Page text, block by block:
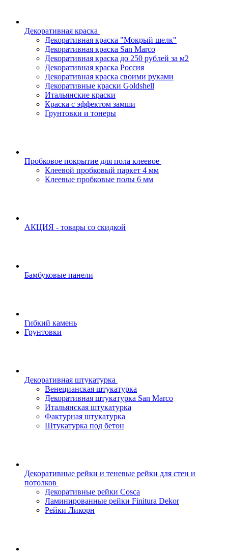
Декоративная краска
Декоративная краска "Мокрый шелк"
Декоративная краска San Marco
Декоративная краска до 250 рублей за м2
Декоративная краска Россия
Декоративная краска своими руками
Декоративные краски Goldshell
Итальянские краски
Краска с эффектом замши
Грунтовки и тонеры
Пробковое покрытие для пола клеевое
Клеевой пробковый паркет 4 мм
Клеевые пробковые полы 6 мм
АКЦИЯ - товары со скидкой
Бамбуковые панели
Гибкий камень
Грунтовки
Декоративная штукатурка
Венецианская штукатурка
Декоративная штукатурка San Marco
Итальянская штукатурка
Фактурная штукатурка
Штукатурка под бетон
Декоративные рейки и теневые рейки для стен и
потолков
Декоративные рейки Cosca
Ламинированные рейки Finitura Dekor
Рейки Ликорн